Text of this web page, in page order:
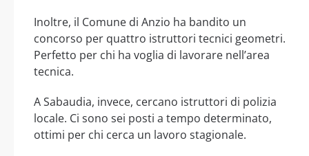
Inoltre, il Comune di Anzio ha bandito un
concorso per quattro istruttori tecnici geometri.
Perfetto per chi ha voglia di lavorare nell’area
tecnica.
A Sabaudia, invece, cercano istruttori di polizia
locale. Ci sono sei posti a tempo determinato,
ottimi per chi cerca un lavoro stagionale.